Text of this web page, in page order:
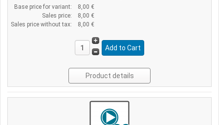
Base price for variant:
8,00 €
Sales price:
8,00 €
Sales price without tax:
8,00 €
Product details